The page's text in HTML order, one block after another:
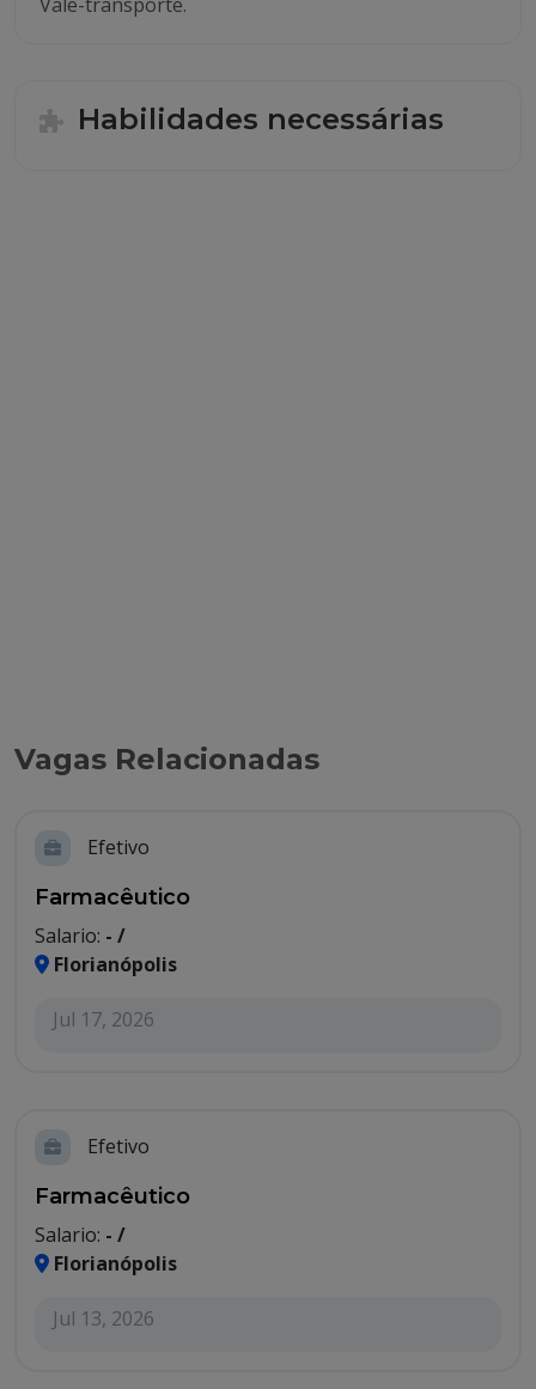
Habilidades necessárias
Vagas Relacionadas
Efetivo
Farmacêutico
Salario: - /
Florianópolis
Jul 17, 2026
Efetivo
Farmacêutico
Salario: - /
Florianópolis
Jul 13, 2026